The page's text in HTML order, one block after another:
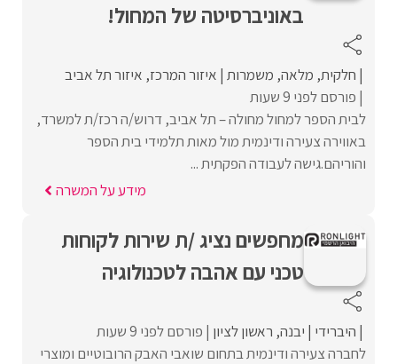
באוניברסיטה של המחול!
חלקית מלאה משמרות איזור המרכז איזור תל אביב
פורסם לפני 9 שעות
לבית הספר למחול מחולה – תל אביב, דרוש/ה רכז/ת למשרד,
באווירה צעירה ודינמית מול מאות תלמידי בית הספר
והוריהם.גישה לעבודה הפקתית ...
מידע על המשרה
מחפשים נציג /ת שירות לקוחות
טכני עם אהבה לטכנולוגיה
היברידי יבנה ראשון לציון פורסם לפני 9 שעות
לחברה צעירה ודינמית בתחום שואבי האבק הרובוטיים ומוצרי